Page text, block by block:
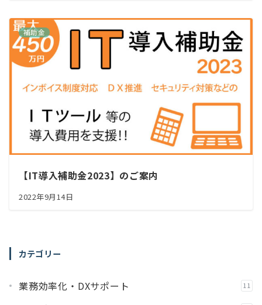
補助金
【IT導入補助金2023】のご案内
2022年9月14日
カテゴリー
業務効率化・DXサポート 11